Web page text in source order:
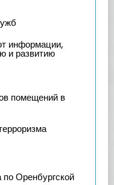
информации,
и развитию
помещений в
по Оренбургской